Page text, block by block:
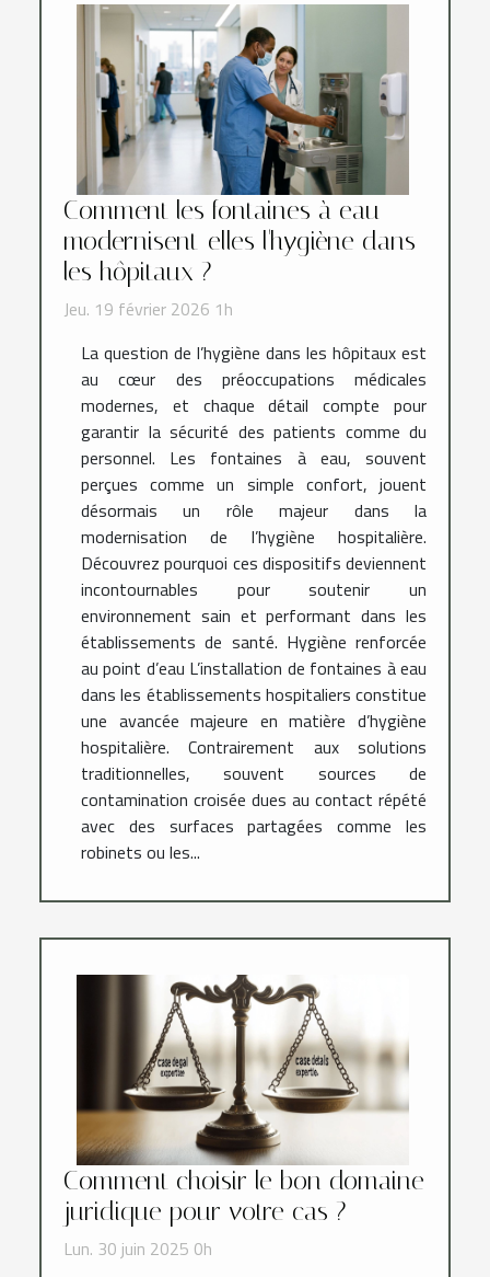
Comment les fontaines à eau
modernisent-elles l'hygiène dans
les hôpitaux ?
Jeu. 19 février 2026 1h
La question de l’hygiène dans les hôpitaux est
au cœur des préoccupations médicales
modernes, et chaque détail compte pour
garantir la sécurité des patients comme du
personnel. Les fontaines à eau, souvent
perçues comme un simple confort, jouent
désormais un rôle majeur dans la
modernisation de l’hygiène hospitalière.
Découvrez pourquoi ces dispositifs deviennent
incontournables pour soutenir un
environnement sain et performant dans les
établissements de santé. Hygiène renforcée
au point d’eau L’installation de fontaines à eau
dans les établissements hospitaliers constitue
une avancée majeure en matière d’hygiène
hospitalière. Contrairement aux solutions
traditionnelles, souvent sources de
contamination croisée dues au contact répété
avec des surfaces partagées comme les
robinets ou les...
Comment choisir le bon domaine
juridique pour votre cas ?
Lun. 30 juin 2025 0h